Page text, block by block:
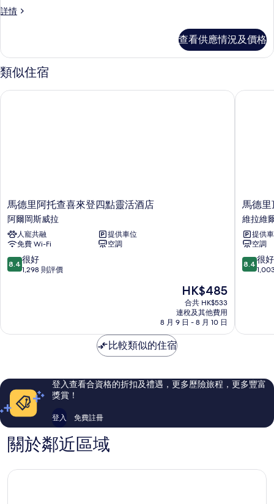
片
雙
房,
1
張
標
張
梳
化
的
詳情
標
房,
1
張
準
詳
查看供應情況及價格
類似住宿
馬
德
里
阿
托
查
喜
活
爾
岡
威
馬德里阿托查喜來登四點靈活酒店
阿爾岡斯威拉
人寵共融
提供車位
免費 Wi-Fi
空調
8.4
分
很
評
價
評
8.4 很好
1,298 則評價
現
售
HK$485
HK$485
合共 HK$533
連稅及其他費用
8 月 9 日 - 8 月 10 日
馬德里阿托查喜來登四點靈活酒店
馬
德
里
頂
點
客
房
爾
馬德
維拉維
提供
空調
8.4
分
很
評
價
8.4 很好
馬德里
比較類似的住宿
登入查看合資格的折扣及禮遇，更多歷險旅程，更多豐富
獎賞！
登入 免費註冊
關於鄰近區域